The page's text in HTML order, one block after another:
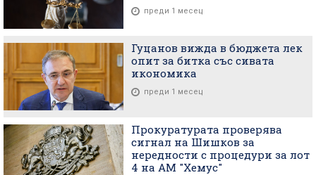
преди 1 месец
Гуцанов вижда в бюджета лек
опит за битка със сивата
икономика
преди 1 месец
Прокуратурата проверява
сигнал на Шишков за
нередности с процедури за лот
4 на АМ "Хемус"